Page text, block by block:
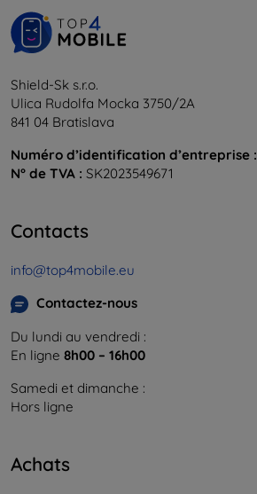
Shield-Sk s.r.o.
Ulica Rudolfa Mocka 3750/2A
841 04 Bratislava
Numéro d’identification d’entreprise :
N° de TVA : SK2023549671
Contacts
info@top4mobile.eu
Contactez-nous
Du lundi au vendredi :
En ligne 8h00 – 16h00
Samedi et dimanche :
Hors ligne
Achats